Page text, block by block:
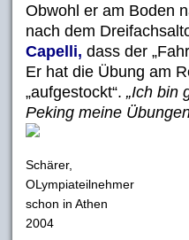
Obwohl er am Boden
nach dem
Capelli, dass der
Er hat die Übung am
„aufgestockt“. „Ich bin
Peking meine
Schärer,
OLympiateilnehmer
schon in Athen
2004